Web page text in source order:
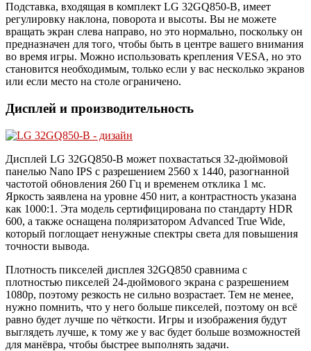
Подставка, входящая в комплект LG 32GQ850-B, имеет
регулировку наклона, поворота и высоты. Вы не можете
вращать экран слева направо, но это нормально, поскольку он
предназначен для того, чтобы быть в центре вашего внимания
во время игры. Можно использовать крепления VESA, но это
становится необходимым, только если у вас несколько экранов
или если место на столе ограничено.
Дисплей и производительность
Дисплей LG 32GQ850-B может похвастаться 32-дюймовой
панелью Nano IPS с разрешением 2560 x 1440, разогнанной
частотой обновления 260 Гц и временем отклика 1 мс.
Яркость заявлена на уровне 450 нит, а контрастность указана
как 1000:1. Эта модель сертифицирована по стандарту HDR
600, а также оснащена поляризатором Advanced True Wide,
который поглощает ненужные спектры света для повышения
точности вывода.
Плотность пикселей дисплея 32GQ850 сравнима с
плотностью пикселей 24-дюймового экрана с разрешением
1080p, поэтому резкость не сильно возрастает. Тем не менее,
нужно помнить, что у него больше пикселей, поэтому он всё
равно будет лучше по чёткости. Игры и изображения будут
выглядеть лучше, к тому же у вас будет больше возможностей
для манёвра, чтобы быстрее выполнять задачи.